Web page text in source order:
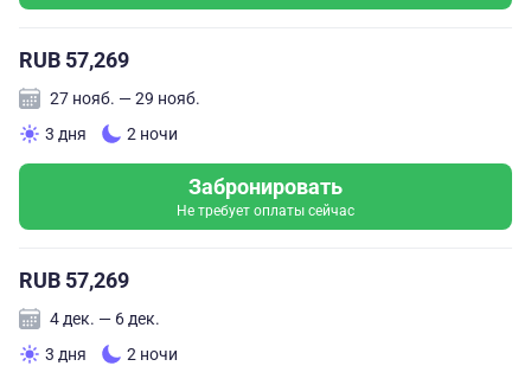
RUB 57,269
27 нояб. — 29 нояб.
3 дня
2 ночи
Забронировать
Не требует оплаты сейчас
RUB 57,269
4 дек. — 6 дек.
3 дня
2 ночи